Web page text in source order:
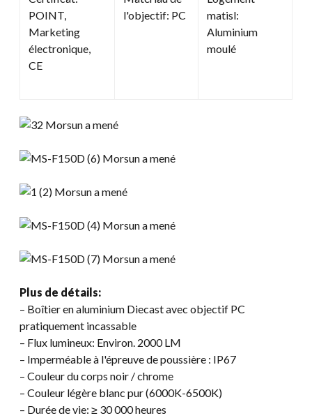
POINT,
Marketing
électronique,
CE
l'objectif: PC
matisl:
Aluminium
moulé
Plus de détails:
– Boîtier en aluminium Diecast avec objectif PC
pratiquement incassable
– Flux lumineux: Environ. 2000 LM
– Imperméable à l'épreuve de poussière : IP67
– Couleur du corps noir / chrome
– Couleur légère blanc pur (6000K-6500K)
– Durée de vie: ≥ 30 000 heures